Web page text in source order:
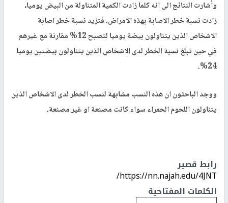
وأشارت النتائج الى انه كلما زادت الكمية المتناولة من البيض يوميا،
زادت نسبة خطر الاصابة بهذه الامراض. فتزيد نسبة خطر اصابة
الاشخاص الذين يتناولون بيضة يوميا لتصبح 12% مقارنة مع غيرهم
في حين تبلغ نسبة الخطر لدى الاشخاص الذين يتناولون بيضتين يوميا
24%.
ووجد الباحثون ان هذه النسب مشابهة لنسب الخطر لدى الاشخاص الذين
يتناولون اللحوم الحمراء سواء كانت مصنعة او غير مصنعة.
رابط قصير
https://nn.najah.edu/4JNT/
الكلمات المفتاحية